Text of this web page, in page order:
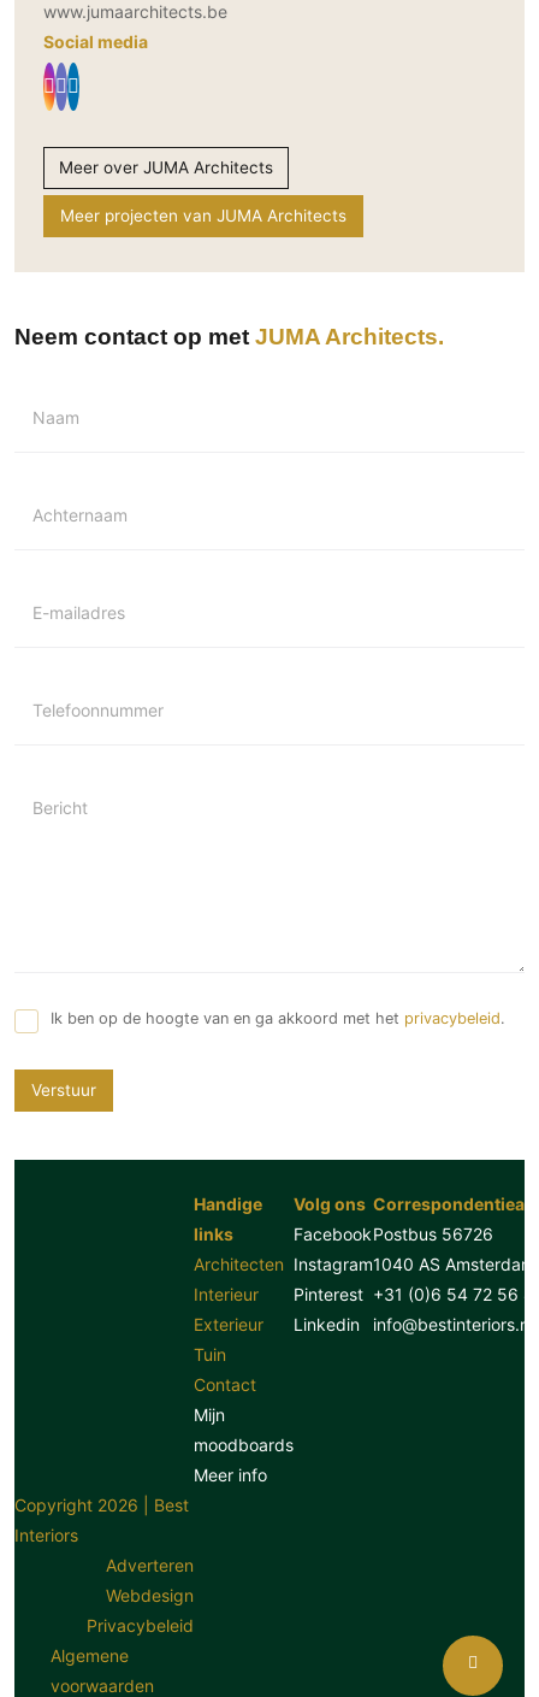
www.jumaarchitects.be
Social media
Meer over JUMA Architects
Meer projecten van JUMA Architects
Neem contact op met JUMA Architects
Naam
Achternaam
E-mailadres
Telefoonnummer
Bericht
Ik ben op de hoogte van en ga akkoord met het privacybeleid.
Verstuur
Handige
links
Architecten
Interieur
Exterieur
Tuin
Contact
Mijn
moodboards
Meer info
Volg ons
Facebook
Instagram
Pinterest
Linkedin
Postbus 56726
1040 AS Amsterdam
+31 (0)6 54 72 56
info@bestinteriors.nl
Copyright 2026 | Best
Interiors
Adverteren
Webdesign
Privacybeleid
Algemene
voorwaarden